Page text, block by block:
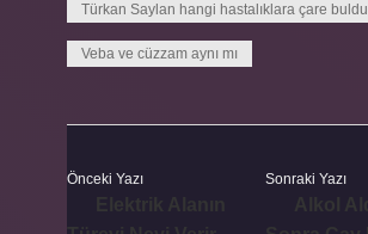
Türkan Saylan hangi hastalıklara çare buldu
Veba ve cüzzam aynı mı
Önceki Yazı Sonraki Yazı